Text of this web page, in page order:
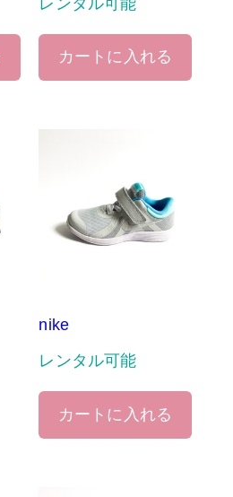
カートに入れる
nike
レンタル可能
カートに入れる